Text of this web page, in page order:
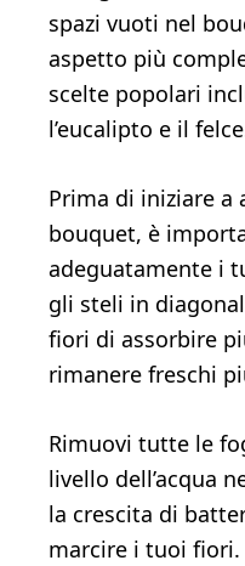
spazi vuoti nel
aspetto più
scelte popolari
l’eucalipto e il
Prima di iniziare a
bouquet, è
adeguatamente i
gli steli in
fiori di assorbire
rimanere freschi
Rimuovi tutte le
livello dell’acqua
la crescita di
marcire i tuoi fiori.